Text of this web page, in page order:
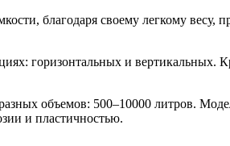
благодаря своему легкому весу,
горизонтальных и
объемов: 500–10000 литров.
и пластичностью.